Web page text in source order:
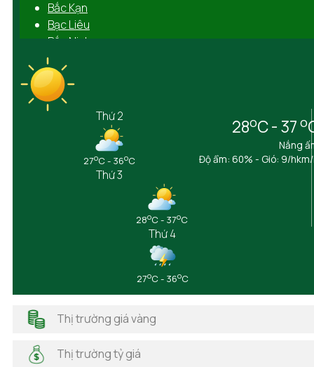
Bắc Kạn
Bạc Liêu
Bắc Ninh
Bến Tre
Bình Định
Bình Dương
Bình Phước
Cần Thơ
Cao Bằng
Hà Giang
Hải Dương
Hải Phòng
Hà Tĩnh
28oC - 37o
Nắng
Độ ẩm: 60% - Gió: 9/
Thứ 2
27oC - 36oC
Thứ 3
28oC - 37oC
Thứ 4
27oC - 36oC
Thị trường giá vàng
Thị trường tỷ giá